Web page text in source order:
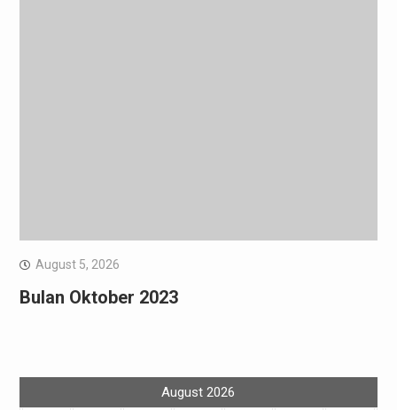
August 5, 2026
Bulan Oktober 2023
August 2026